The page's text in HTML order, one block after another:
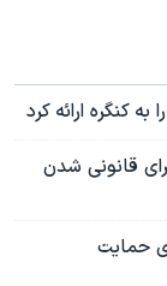
قانونی شدن
حمایت